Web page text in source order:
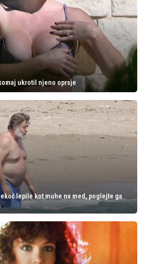
ukrotil njeno oprsje
lepile kot muhe na med, poglejte ga